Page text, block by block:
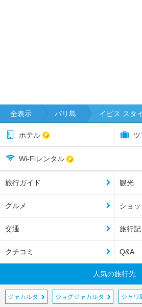
全表示 バリ島 イビス スタ
ホテル ツ
Wi-Fiレンタル
旅行ガイド 観光
グルメ ショ
交通 旅行記
クチコミ Q&A
人気の旅行先
ジャカルタ ジョグジャカルタ ジャワ